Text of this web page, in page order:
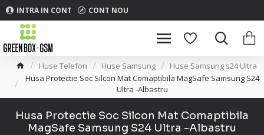
INTRA IN CONT CONT NOU
Huse Telefon Huse Samsung
Huse Samsung s24 Ultra
Husa Protectie Soc Silcon Mat Comaptibila MagSafe Samsung S24
Ultra -Albastru
Husa Protectie Soc Silcon Mat Comaptibila
MagSafe Samsung S24 Ultra -Albastru